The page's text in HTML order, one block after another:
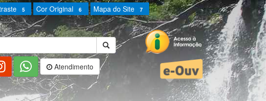
5 Cor Original 6 Mapa do Site 7
Atendimento